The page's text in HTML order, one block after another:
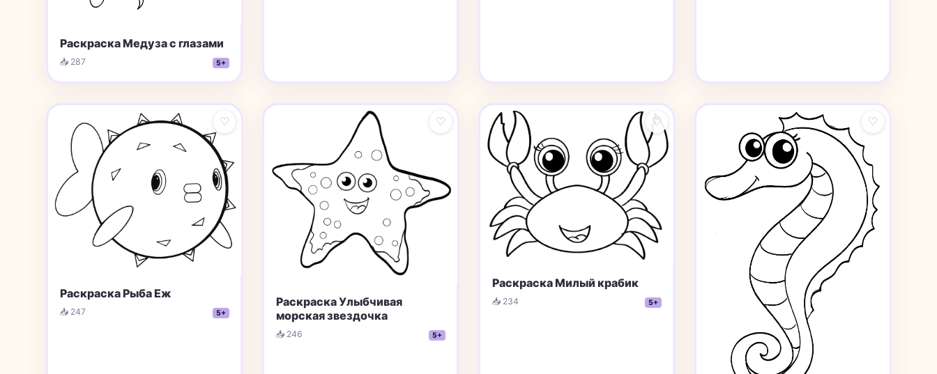
Раскраска Медуза с глазами
📥 287 5+
♡
Раскраска Рыба Еж
📥 247 5+
♡
Раскраска Улыбчивая
морская звездочка
📥 246 5+
♡
Раскраска Милый крабик
📥 234 5+
♡